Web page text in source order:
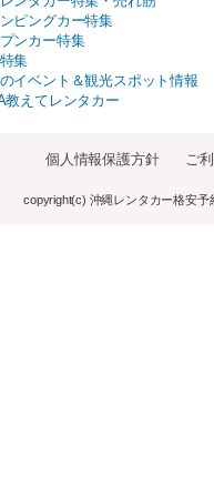
ピングカー特集
ンカー特集
集
イベント＆観光スポット情報
教えてレンタカー
個人情報保護方針 ご
copyright(c) 沖縄レンタカー格安予